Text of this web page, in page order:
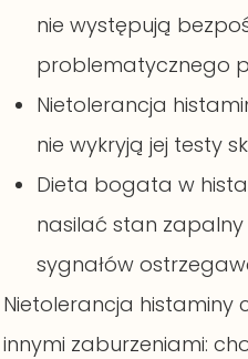
nie występują
problematycznego
Nietolerancja
nie wykryją jej testy
Dieta bogata w
nasilać stan
sygnałów
Nietolerancja histaminy
innymi zaburzeniami: